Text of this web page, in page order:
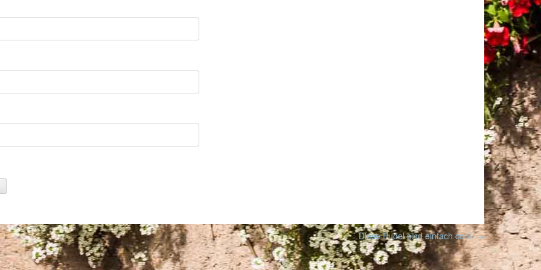
Diese Pudel sind einfach cool.→